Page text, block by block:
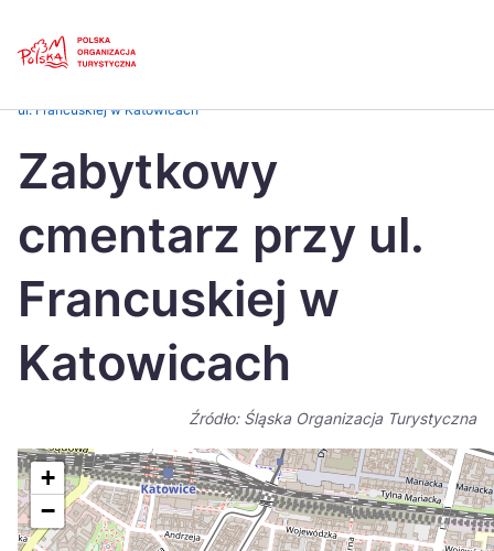
Česká
Dansk
Italiano
Nederlands
Suomi
Україна
ul. Francuskiej w Katowicach
Zabytkowy
cmentarz przy ul.
Francuskiej w
Katowicach
Źródło: Śląska Organizacja Turystyczna
+
−